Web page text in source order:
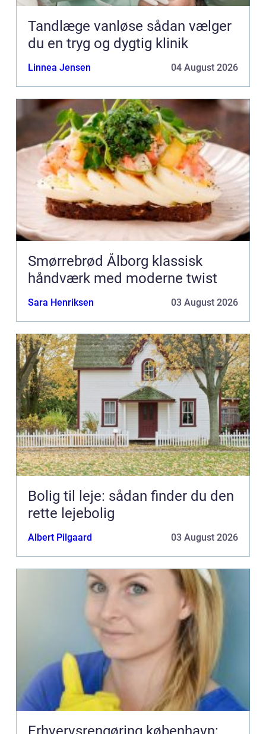
Tandlæge vanløse sådan vælger
du en tryg og dygtig klinik
Linnea Jensen 04 August 2026
Smørrebrød Ålborg klassisk
håndværk med moderne twist
Sara Henriksen 03 August 2026
Bolig til leje: sådan finder du den
rette lejebolig
Albert Pilgaard 03 August 2026